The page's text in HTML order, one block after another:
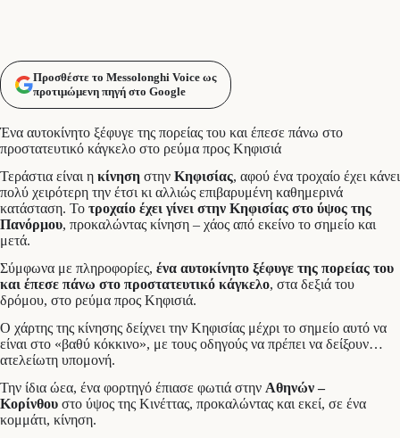
Προσθέστε το Messolonghi Voice ως
προτιμώμενη πηγή στο Google
Ένα αυτοκίνητο ξέφυγε της πορείας του και έπεσε πάνω στο
προστατευτικό κάγκελο στο ρεύμα προς Κηφισιά
Τεράστια είναι η κίνηση στην Κηφισίας, αφού ένα τροχαίο έχει κάνει
πολύ χειρότερη την έτσι κι αλλιώς επιβαρυμένη καθημερινά
κατάσταση. Το τροχαίο έχει γίνει στην Κηφισίας στο ύψος της
Πανόρμου, προκαλώντας κίνηση – χάος από εκείνο το σημείο και
μετά.
Σύμφωνα με πληροφορίες, ένα αυτοκίνητο ξέφυγε της πορείας του
και έπεσε πάνω στο προστατευτικό κάγκελο, στα δεξιά του
δρόμου, στο ρεύμα προς Κηφισιά.
Ο χάρτης της κίνησης δείχνει την Κηφισίας μέχρι το σημείο αυτό να
είναι στο «βαθύ κόκκινο», με τους οδηγούς να πρέπει να δείξουν…
ατελείωτη υπομονή.
Την ίδια ώεα, ένα φορτηγό έπιασε φωτιά στην Αθηνών –
Κορίνθου στο ύψος της Κινέττας, προκαλώντας και εκεί, σε ένα
κομμάτι, κίνηση.